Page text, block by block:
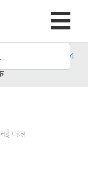
Srote - 2024
नई पहल